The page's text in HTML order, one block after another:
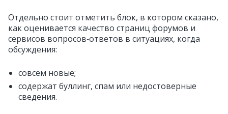
Отдельно стоит отметить блок, в котором сказано,
как оценивается качество страниц форумов и
сервисов вопросов‑ответов в ситуациях, когда
обсуждения:
совсем новые;
содержат буллинг, спам или недостоверные
сведения.